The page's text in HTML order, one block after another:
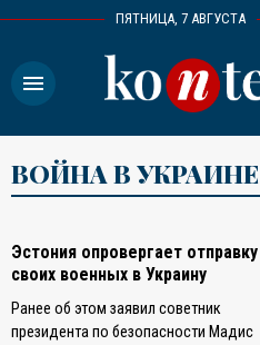
ПЯТНИЦА, 7 АВГУСТА
menu
ВОЙНА В УКРАИНЕ
Эстония опровергает отправку
своих военных в Украину
Ранее об этом заявил советник
президента по безопасности Мадис